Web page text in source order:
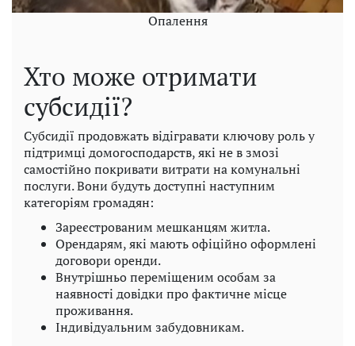
Опалення
Хто може отримати
субсидії?
Субсидії продовжать відігравати ключову роль у
підтримці домогосподарств, які не в змозі
самостійно покривати витрати на комунальні
послуги. Вони будуть доступні наступним
категоріям громадян:
Зареєстрованим мешканцям житла.
Орендарям, які мають офіційно оформлені
договори оренди.
Внутрішньо переміщеним особам за
наявності довідки про фактичне місце
проживання.
Індивідуальним забудовникам.